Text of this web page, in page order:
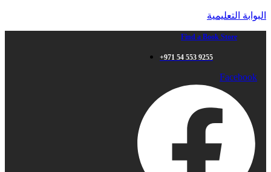
البوابة التعليمية
Find a Book Store
+971 54 553 9255
Facebook